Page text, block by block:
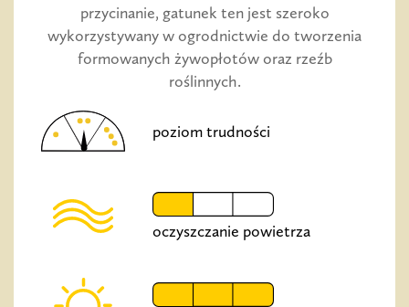
przycinanie, gatunek ten jest szeroko
wykorzystywany w ogrodnictwie do tworzenia
formowanych żywopłotów oraz rzeźb
roślinnych.
poziom trudności
oczyszczanie powietrza